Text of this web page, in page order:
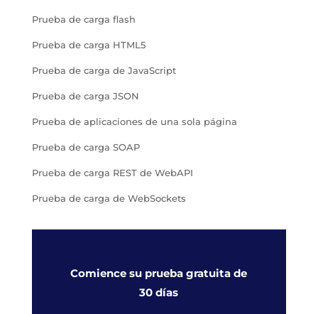
Prueba de carga flash
Prueba de carga HTML5
Prueba de carga de JavaScript
Prueba de carga JSON
Prueba de aplicaciones de una sola página
Prueba de carga SOAP
Prueba de carga REST de WebAPI
Prueba de carga de WebSockets
Comience su prueba gratuita de
30 días